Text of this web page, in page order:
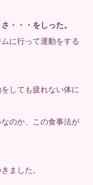
・・・をしった。
に行って運動をする
しても疲れない体に
のか、この食事法が
ました。